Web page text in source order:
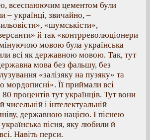
всеспаюючим цементом були
– українці, звичайно, –
«шумськісти»,
й так «контрреволюціонери
мовою була українська
всі як державною мовою. Так, тут
мова без фальшу, без
«залізяку на пузяку» та
мордописні». Її приймали всі
процентів тут українців. Тут вони
чисельній і інтелектуальній
державною нацією. І піснею
пісня, яку любили й
Навіть перси.